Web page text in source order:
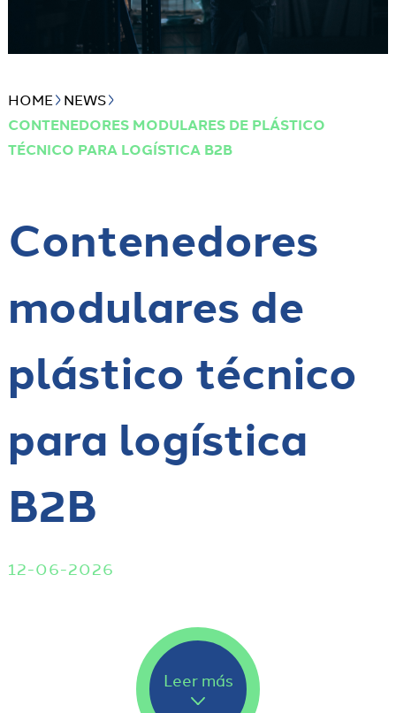
HOME NEWS
CONTENEDORES MODULARES DE PLÁSTICO
TÉCNICO PARA LOGÍSTICA B2B
Contenedores
modulares de
plástico técnico
para logística
B2B
12-06-2026
Leer más